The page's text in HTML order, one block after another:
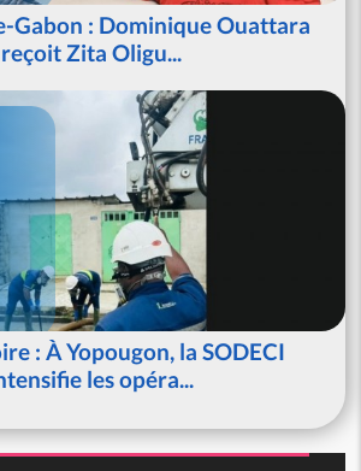
Gabon : Dominique Ouattara
reçoit Zita Oligu...
: À Yopougon, la SODECI
les opéra...